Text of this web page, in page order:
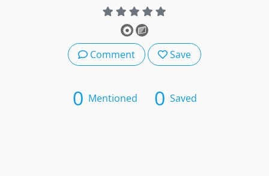
Comment Save
0 Mentioned 0 Saved